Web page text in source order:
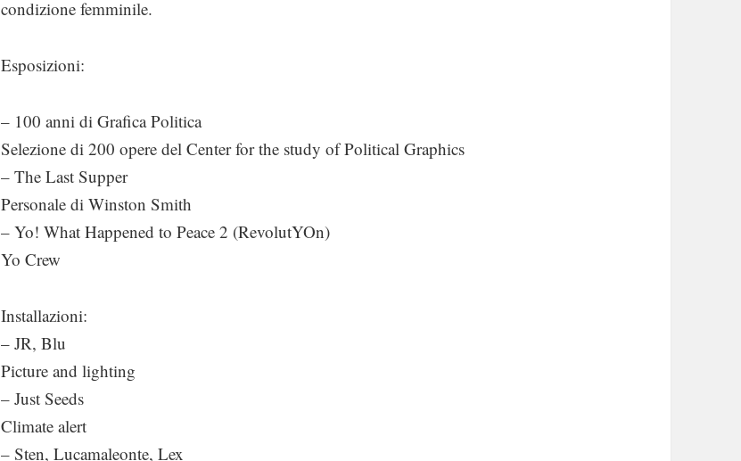
condizione femminile.
Esposizioni:
– 100 anni di Grafica Politica
Selezione di 200 opere del Center for the study of Political Graphics
– The Last Supper
Personale di Winston Smith
– Yo! What Happened to Peace 2 (RevolutYOn)
Yo Crew
Installazioni:
– JR, Blu
Picture and lighting
– Just Seeds
Climate alert
– Sten, Lucamaleonte, Lex